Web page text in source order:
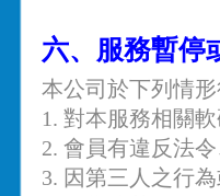
六、服務暫停
本公司於下列情
1. 對本服務相關
2. 會員有違反法
3. 因第三人之行